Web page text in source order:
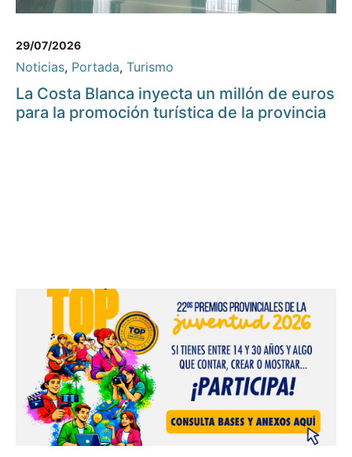
29/07/2026
Noticias, Portada, Turismo
La Costa Blanca inyecta un millón de euros
para la promoción turística de la provincia